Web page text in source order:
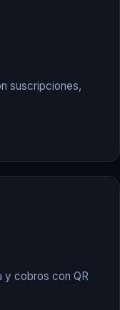
suscripciones,
y cobros con QR